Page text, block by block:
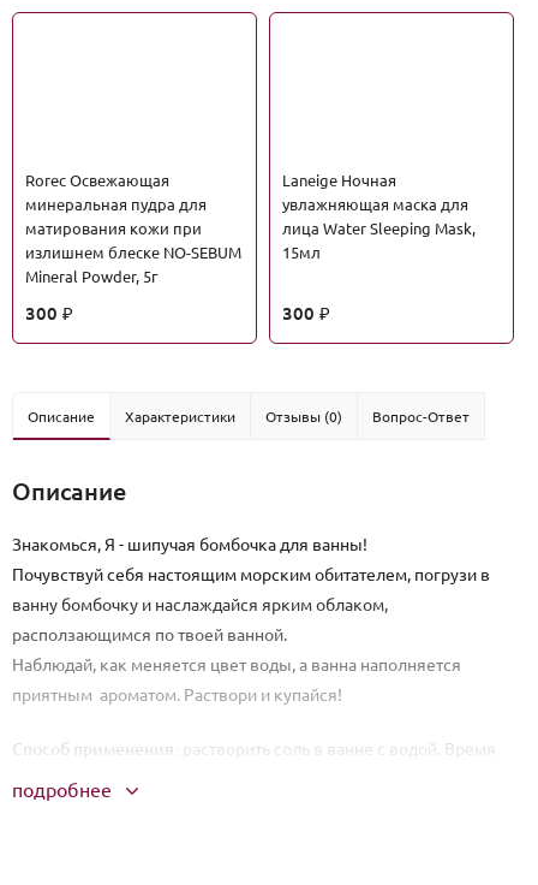
Rorec Освежающая
минеральная пудра для
матирования кожи при
излишнем блеске NO-SEBUM
Mineral Powder, 5г
300 ₽
Laneige Ночная
увлажняющая маска для
лица Water Sleeping Mask,
15мл
300 ₽
Описание Характеристики Отзывы (0) Вопрос-Ответ
Описание
Знакомься, Я - шипучая бомбочка для ванны!
Почувствуй себя настоящим морским обитателем, погрузи в
ванну бомбочку и наслаждайся ярким облаком,
расползающимся по твоей ванной.
Наблюдай, как меняется цвет воды, а ванна наполняется
приятным ароматом. Раствори и купайся!
Способ применения: растворить соль в ванне с водой. Время
применения 15-20 минут.
подробнее